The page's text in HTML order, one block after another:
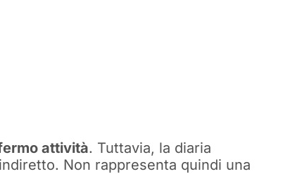
attività. Tuttavia, la diaria
Non rappresenta quindi una